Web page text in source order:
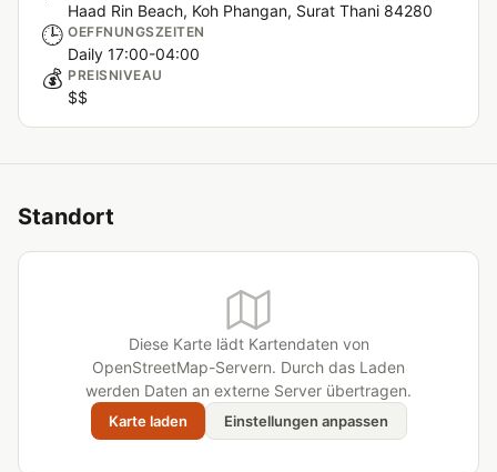
Haad Rin Beach, Koh Phangan, Surat Thani 84280
🕒 OEFFNUNGSZEITEN
Daily 17:00-04:00
💰 PREISNIVEAU
$$
Standort
Diese Karte lädt Kartendaten von
OpenStreetMap-Servern. Durch das Laden
werden Daten an externe Server übertragen.
Karte laden Einstellungen anpassen